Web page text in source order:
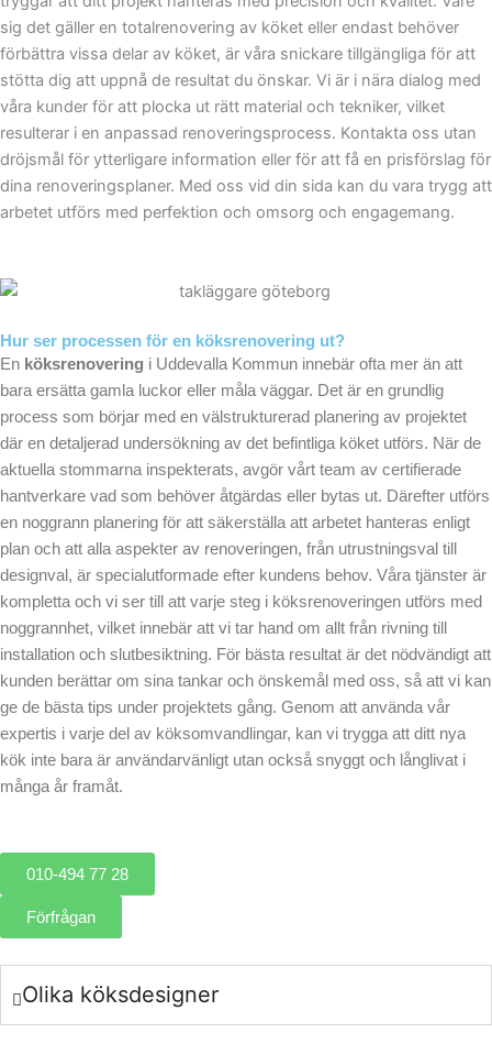
sig det gäller en totalrenovering av köket eller endast behöver
förbättra vissa delar av köket, är våra snickare tillgängliga för att
stötta dig att uppnå de resultat du önskar. Vi är i nära dialog med
våra kunder för att plocka ut rätt material och tekniker, vilket
resulterar i en anpassad renoveringsprocess. Kontakta oss utan
dröjsmål för ytterligare information eller för att få en prisförslag för
dina renoveringsplaner. Med oss vid din sida kan du vara trygg att
arbetet utförs med perfektion och omsorg och engagemang.
Hur ser processen för en köksrenovering ut?
En köksrenovering i Uddevalla Kommun innebär ofta mer än att
bara ersätta gamla luckor eller måla väggar. Det är en grundlig
process som börjar med en välstrukturerad planering av projektet
där en detaljerad undersökning av det befintliga köket utförs. När de
aktuella stommarna inspekterats, avgör vårt team av certifierade
hantverkare vad som behöver åtgärdas eller bytas ut. Därefter utförs
en noggrann planering för att säkerställa att arbetet hanteras enligt
plan och att alla aspekter av renoveringen, från utrustningsval till
designval, är specialutformade efter kundens behov. Våra tjänster är
kompletta och vi ser till att varje steg i köksrenoveringen utförs med
noggrannhet, vilket innebär att vi tar hand om allt från rivning till
installation och slutbesiktning. För bästa resultat är det nödvändigt att
kunden berättar om sina tankar och önskemål med oss, så att vi kan
ge de bästa tips under projektets gång. Genom att använda vår
expertis i varje del av köksomvandlingar, kan vi trygga att ditt nya
kök inte bara är användarvänligt utan också snyggt och långlivat i
många år framåt.
010-494 77 28
Förfrågan
Olika köksdesigner